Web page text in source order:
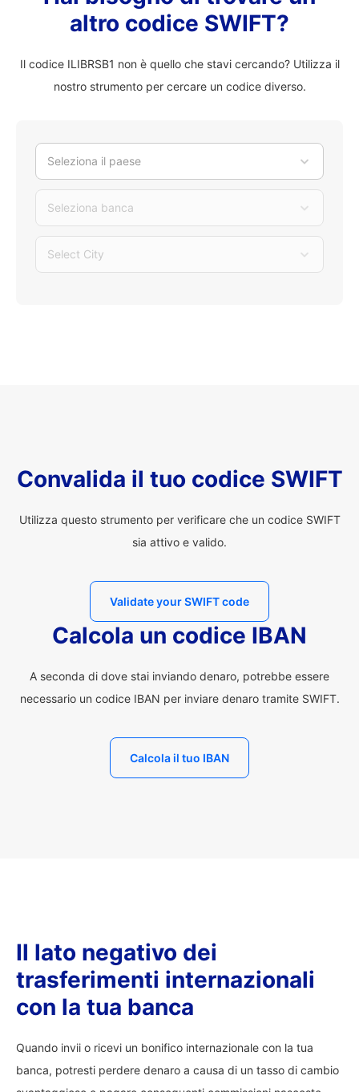
altro codice SWIFT?
Il codice ILIBRSB1 non è quello che stavi cercando? Utilizza il
nostro strumento per cercare un codice diverso.
Seleziona il paese
Seleziona banca
Select City
Convalida il tuo codice SWIFT
Utilizza questo strumento per verificare che un codice SWIFT
sia attivo e valido.
Validate your SWIFT code
Calcola un codice IBAN
A seconda di dove stai inviando denaro, potrebbe essere
necessario un codice IBAN per inviare denaro tramite SWIFT.
Calcola il tuo IBAN
Il lato negativo dei
trasferimenti internazionali
con la tua banca
Quando invii o ricevi un bonifico internazionale con la tua
banca, potresti perdere denaro a causa di un tasso di cambio